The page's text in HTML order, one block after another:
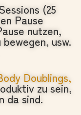
(25
Pause
nutzen,
usw.
Doublings,
zu sein,
da sind.